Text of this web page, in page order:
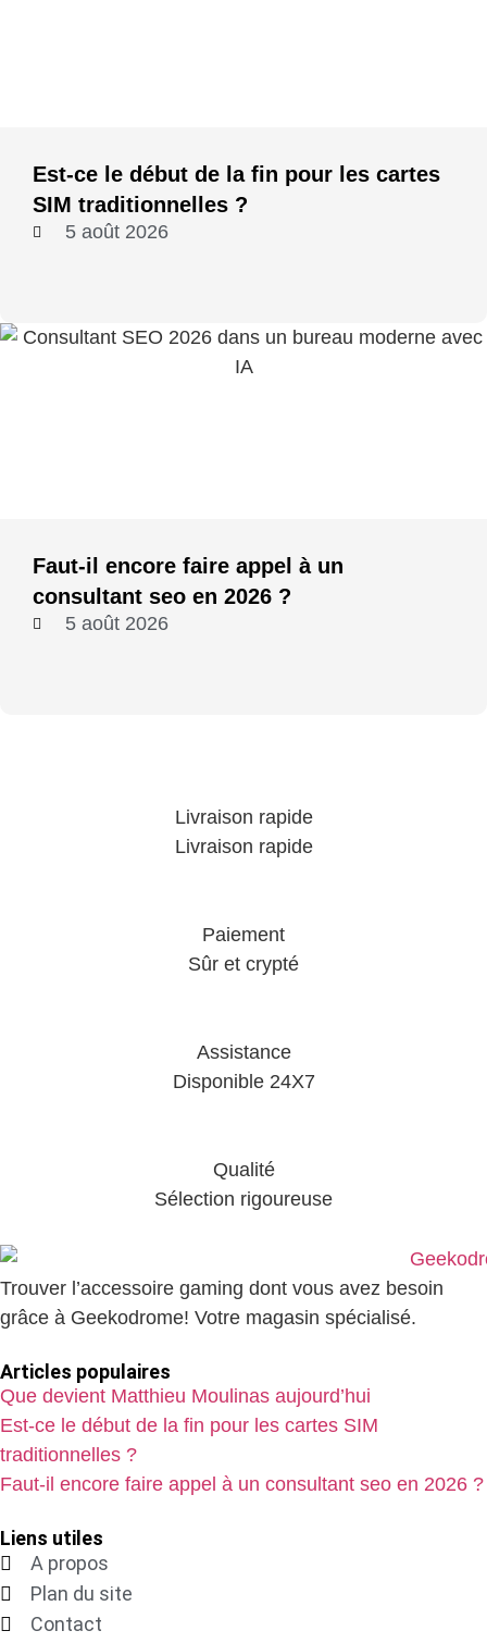
Est-ce le début de la fin pour les cartes
SIM traditionnelles ?
5 août 2026
Faut-il encore faire appel à un
consultant seo en 2026 ?
5 août 2026
Livraison rapide
Livraison rapide
Paiement
Sûr et crypté
Assistance
Disponible 24X7
Qualité
Sélection rigoureuse
Trouver l’accessoire gaming dont vous avez besoin
grâce à Geekodrome! Votre magasin spécialisé.
Articles populaires
Que devient Matthieu Moulinas aujourd’hui
Est-ce le début de la fin pour les cartes SIM
traditionnelles ?
Faut-il encore faire appel à un consultant seo en 2026 ?
Liens utiles
A propos
Plan du site
Contact